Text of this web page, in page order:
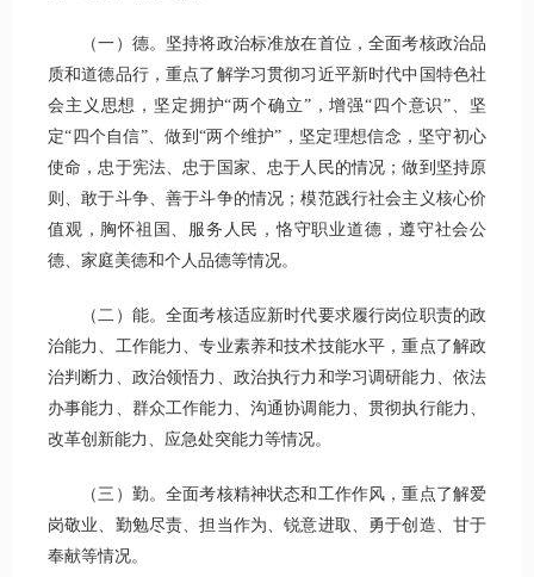
（一）德。坚持将政治标准放在首位，全面考核政治品
质和道德品行，重点了解学习贯彻习近平新时代中国特色社
会主义思想，坚定拥护“两个确立”，增强“四个意识”、坚
定“四个自信”、做到“两个维护”，坚定理想信念，坚守初心
使命，忠于宪法、忠于国家、忠于人民的情况；做到坚持原
则、敢于斗争、善于斗争的情况；模范践行社会主义核心价
值观，胸怀祖国、服务人民，恪守职业道德，遵守社会公
德、家庭美德和个人品德等情况。
（二）能。全面考核适应新时代要求履行岗位职责的政
治能力、工作能力、专业素养和技术技能水平，重点了解政
治判断力、政治领悟力、政治执行力和学习调研能力、依法
办事能力、群众工作能力、沟通协调能力、贯彻执行能力、
改革创新能力、应急处突能力等情况。
（三）勤。全面考核精神状态和工作作风，重点了解爱
岗敬业、勤勉尽责、担当作为、锐意进取、勇于创造、甘于
奉献等情况。